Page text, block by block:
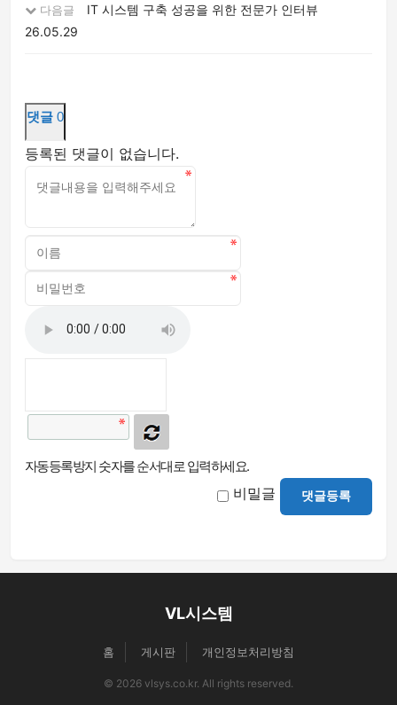
다음글
IT 시스템 구축 성공을 위한 전문가 인터뷰
26.05.29
댓글 0
등록된 댓글이 없습니다.
자동등록방지 숫자를 순서대로 입력하세요.
비밀글 댓글등록
VL시스템
홈 게시판 개인정보처리방침
© 2026 vlsys.co.kr. All rights reserved.